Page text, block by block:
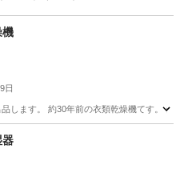
機
日
します。 約30年前の衣類乾燥機てす。
電